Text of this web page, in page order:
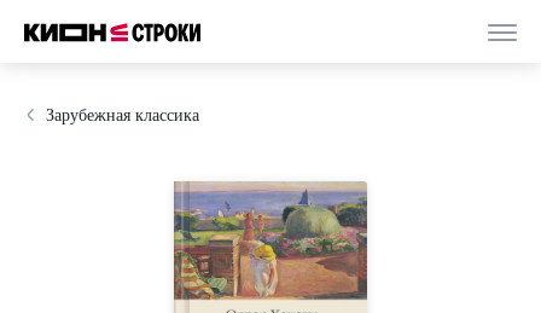
Зарубежная классика